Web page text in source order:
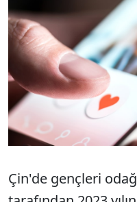
Çin'de gençleri